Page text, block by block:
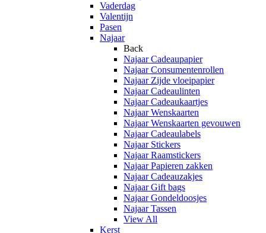
Vaderdag
Valentijn
Pasen
Najaar
Back
Najaar Cadeaupapier
Najaar Consumentenrollen
Najaar Zijde vloeipapier
Najaar Cadeaulinten
Najaar Cadeaukaartjes
Najaar Wenskaarten
Najaar Wenskaarten gevouwen
Najaar Cadeaulabels
Najaar Stickers
Najaar Raamstickers
Najaar Papieren zakken
Najaar Cadeauzakjes
Najaar Gift bags
Najaar Gondeldoosjes
Najaar Tassen
View All
Kerst